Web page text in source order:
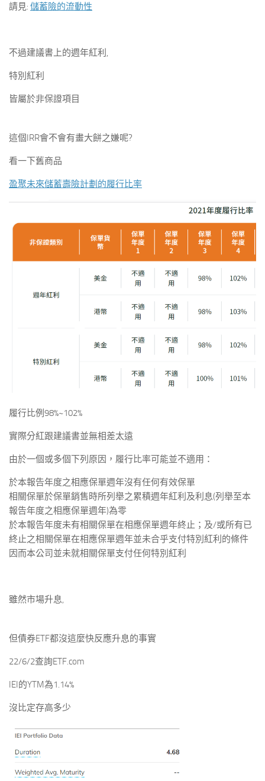
請見: 儲蓄險的流動性
不過建議書上的週年紅利,
特別紅利
皆屬於非保證項目
這個IRR會不會有畫大餅之嫌呢?
看一下舊商品
盈聚未來儲蓄壽險計劃的履行比率
履行比例98%~102%
實際分紅跟建議書並無相差太遠
由於一個或多個下列原因，履行比率可能並不適用：
於本報告年度之相應保單週年沒有任何有效保單
相關保單於保單銷售時所列舉之累積週年紅利及利息(列舉至本
報告年度之相應保單週年)為零
於本報告年度未有相關保單在相應保單週年終止；及/或所有已
終止之相關保單在相應保單週年並未合乎支付特別紅利的條件
因而本公司並未就相關保單支付任何特別紅利
雖然市場升息,
但債券ETF都沒這麼快反應升息的事實
22/6/2查詢ETF.com
IEI的YTM為1.14%
沒比定存高多少